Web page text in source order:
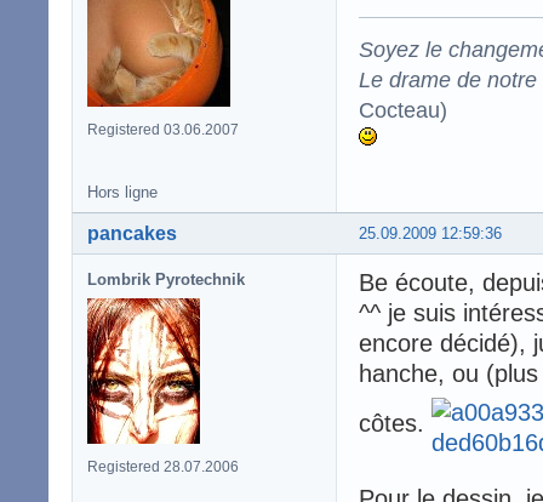
Registered 03.06.2007
Soyez le
Le drame de
Cocteau)
Hors ligne
25.09.2009 12:59:36
pancakes
Lombrik Pyrotechnik
Registered 28.07.2006
Be écoute,
^^ je suis
encore décidé),
hanche, ou
côtes.